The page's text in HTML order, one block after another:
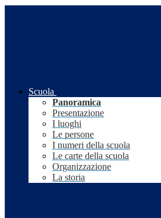
Scuola
Panoramica
Presentazione
I luoghi
Le persone
I numeri della scuola
Le carte della scuola
Organizzazione
La storia